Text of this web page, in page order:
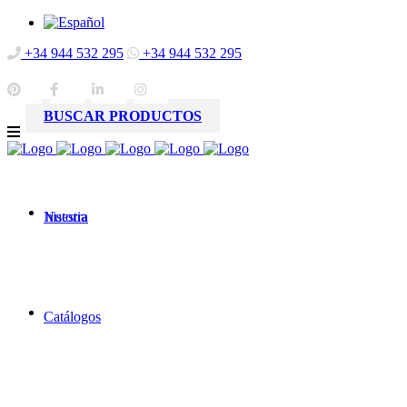
+34 944 532 295 +34 944 532 295
BUSCAR PRODUCTOS
Nuestra
historia
Catálogos